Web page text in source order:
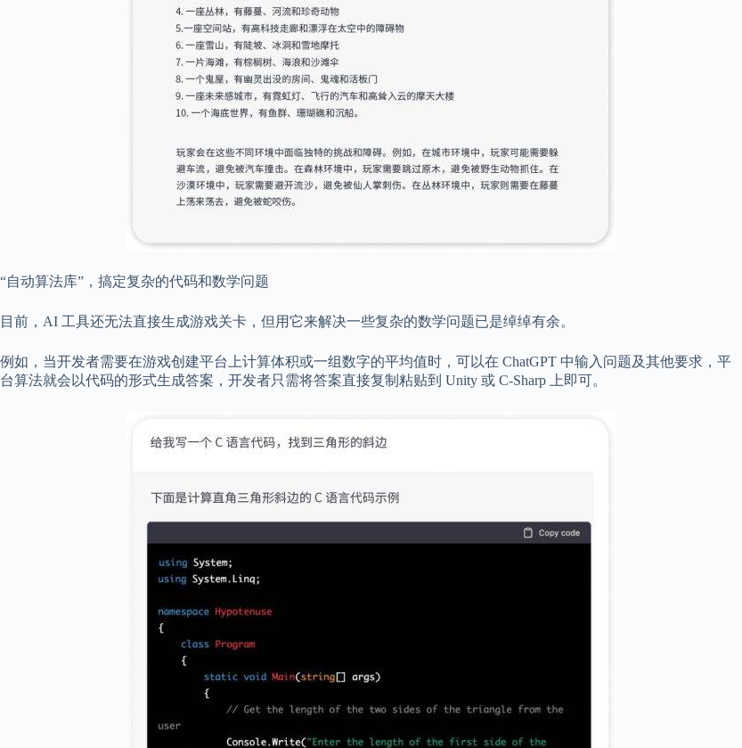
“自动算法库”，搞定复杂的代码和数学问题
目前，AI 工具还无法直接生成游戏关卡，但用它来解决一些复杂的数学问题已是绰绰有余。
例如，当开发者需要在游戏创建平台上计算体积或一组数字的平均值时，可以在 ChatGPT 中输入问题及其他要求，平
台算法就会以代码的形式生成答案，开发者只需将答案直接复制粘贴到 Unity 或 C-Sharp 上即可。